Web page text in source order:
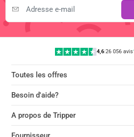
4,6|26 056 avis
Toutes les offres
Besoin d'aide?
A propos de Tripper